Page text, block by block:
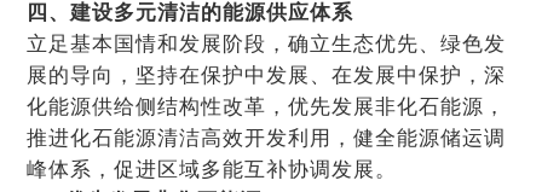
四、建设多元清洁的能源供应体系
立足基本国情和发展阶段，确立生态优先、绿色发
展的导向，坚持在保护中发展、在发展中保护，深
化能源供给侧结构性改革，优先发展非化石能源，
推进化石能源清洁高效开发利用，健全能源储运调
峰体系，促进区域多能互补协调发展。